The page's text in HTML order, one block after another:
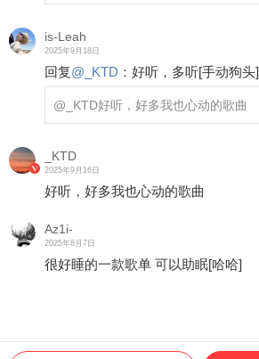
is-Leah
2025年9月18日
回复@ _KTD ： 好听，多听[手动狗头]
@_KTD好听，好多我也心动的歌曲
_KTD
2025年9月16日
好听，好多我也心动的歌曲
Az1i-
2025年8月7日
很好睡的一款歌单 可以助眠[哈哈]